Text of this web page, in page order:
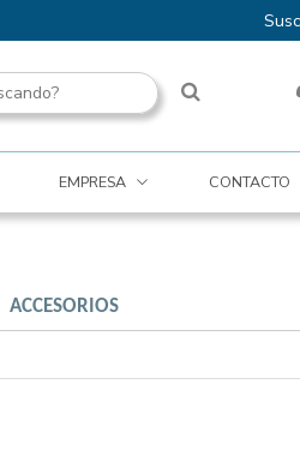
EMPRESA CONTACTO
ACCESORIOS